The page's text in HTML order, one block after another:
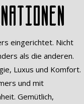
eingerichtet. Nicht
als die anderen.
Luxus und Komfort.
und mit
Gemütlich,